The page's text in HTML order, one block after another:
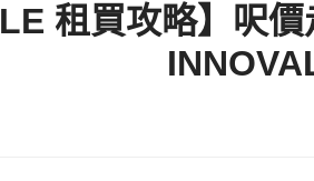
租買攻略】呎